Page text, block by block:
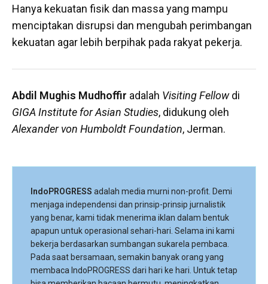
Hanya kekuatan fisik dan massa yang mampu
menciptakan disrupsi dan mengubah perimbangan
kekuatan agar lebih berpihak pada rakyat pekerja.
Abdil Mughis Mudhoffir adalah Visiting Fellowdi
GIGA Institute for Asian Studies, didukung oleh
Alexander von Humboldt Foundation, Jerman.
IndoPROGRESS adalah media murni non-profit. Demi
menjaga independensi dan prinsip-prinsip jurnalistik
yang benar, kami tidak menerima iklan dalam bentuk
apapun untuk operasional sehari-hari. Selama ini kami
bekerja berdasarkan sumbangan sukarela pembaca.
Pada saat bersamaan, semakin banyak orang yang
membaca IndoPROGRESS dari hari ke hari. Untuk tetap